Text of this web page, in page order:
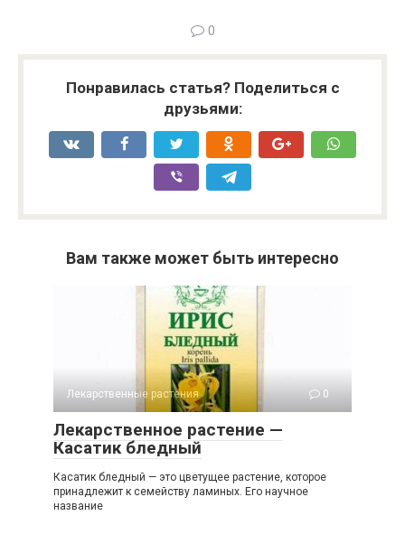
0
Понравилась статья? Поделиться с
друзьями:
Вам также может быть интересно
Лекарственные растения 0
Лекарственное растение —
Касатик бледный
Касатик бледный — это цветущее растение, которое
принадлежит к семейству ламиных. Его научное
название